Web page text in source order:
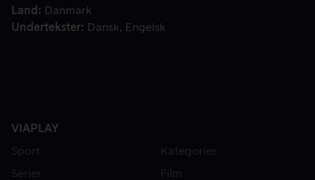
Land
Danmark
Undertekster
Dansk Engelsk
VIAPLAY
Sport
Kategorier
Serier
Film